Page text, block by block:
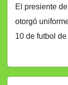
El presiente
otorgó
10 de futbol